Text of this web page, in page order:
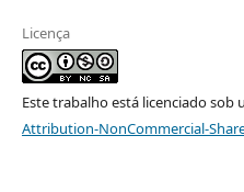
Licença
Este trabalho está licenciado sob
Attribution-NonCommercial-